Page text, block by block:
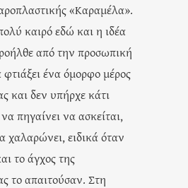
«Καραμέλα».
καιρό εδώ και η ιδέα
από την προσωπική
φτιάξει ένα όμορφο μέρος
και δεν υπήρχε κάτι
πηγαίνει να ασκείται,
χαλαρώνει, ειδικά όταν
το άγχος της
το απαιτούσαν. Στη